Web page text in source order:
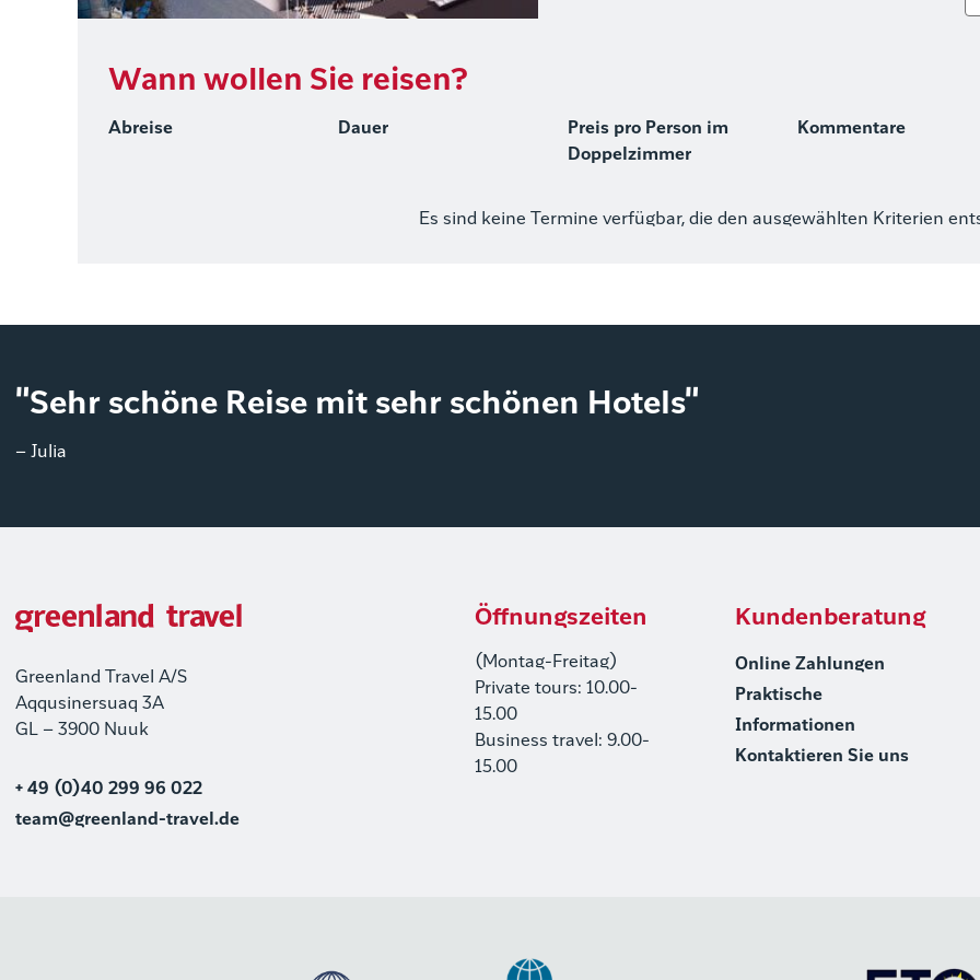
Wann wollen Sie reisen?
Abreise Dauer
Preis pro Person im
Doppelzimmer
Kommentare
Es sind keine Termine verfügbar, die den ausgewählten Kriterien
"Sehr schöne Reise mit sehr schönen Hotels"
– Julia
Greenland Travel A/S
Aqqusinersuaq 3A
GL – 3900 Nuuk
+ 49 (0)40 299 96 022
team@greenland-travel.de
Öffnungszeiten
(Montag-Freitag)
Private tours: 10.00-
15.00
Business travel: 9.00-
15.00
Kundenberatung
Online Zahlungen
Praktische
Informationen
Kontaktieren Sie uns